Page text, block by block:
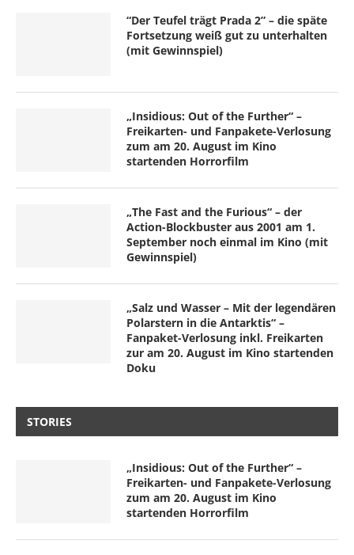
“Der Teufel trägt Prada 2” – die späte
Fortsetzung weiß gut zu unterhalten
(mit Gewinnspiel)
„Insidious: Out of the Further“ –
Freikarten- und Fanpakete-Verlosung
zum am 20. August im Kino
startenden Horrorfilm
„The Fast and the Furious“ – der
Action-Blockbuster aus 2001 am 1.
September noch einmal im Kino (mit
Gewinnspiel)
„Salz und Wasser – Mit der legendären
Polarstern in die Antarktis“ –
Fanpaket-Verlosung inkl. Freikarten
zur am 20. August im Kino startenden
Doku
STORIES
„Insidious: Out of the Further“ –
Freikarten- und Fanpakete-Verlosung
zum am 20. August im Kino
startenden Horrorfilm